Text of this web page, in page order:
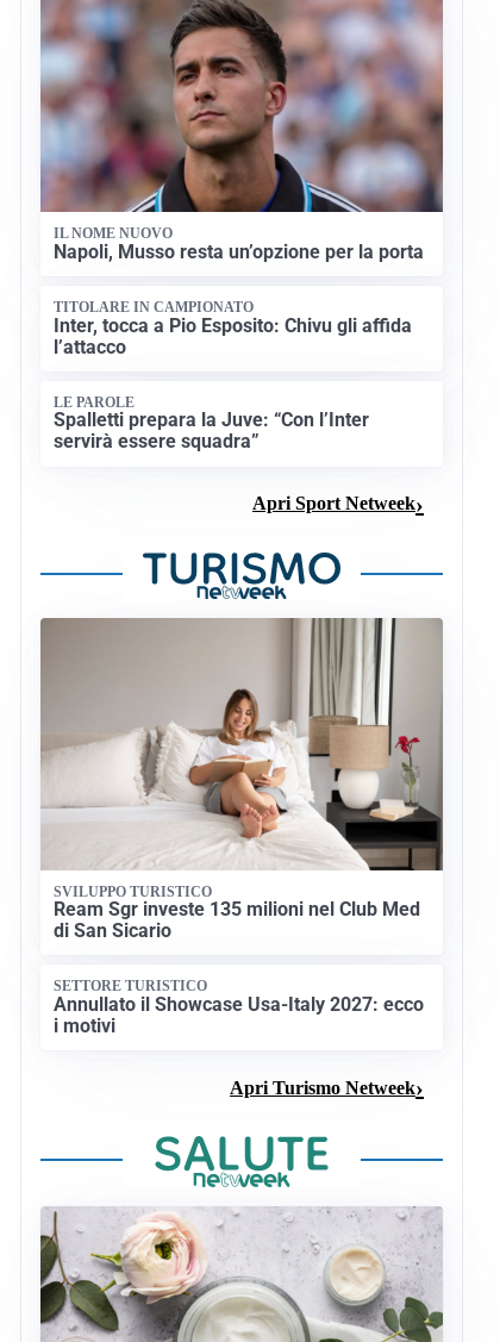
IL NOME NUOVO
Napoli, Musso resta un’opzione per la porta
TITOLARE IN CAMPIONATO
Inter, tocca a Pio Esposito: Chivu gli affida
l’attacco
LE PAROLE
Spalletti prepara la Juve: “Con l’Inter
servirà essere squadra”
Apri Sport Netweek
SVILUPPO TURISTICO
Ream Sgr investe 135 milioni nel Club Med
di San Sicario
SETTORE TURISTICO
Annullato il Showcase Usa-Italy 2027: ecco
i motivi
Apri Turismo Netweek